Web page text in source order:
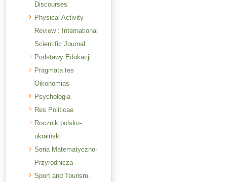
Discourses
Physical Activity
Review : International
Scientific Journal
Podstawy Edukacji
Pragmata tes
Oikonomias
Psychologia
Res Politicae
Rocznik polsko-
ukraiński
Seria Matematyczno-
Przyrodnicza
Sport and Tourism.